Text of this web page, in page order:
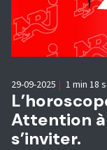
Attention
s’inviter.
29-09-2025 | 1 min 18